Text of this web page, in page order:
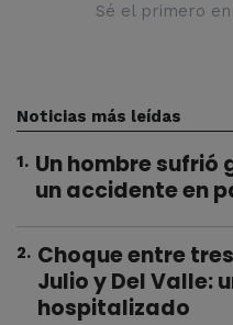
Sé el primero
Noticias más leídas
1. Un hombre sufrió
un accidente en
2. Choque entre
Julio y Del Valle:
hospitalizado